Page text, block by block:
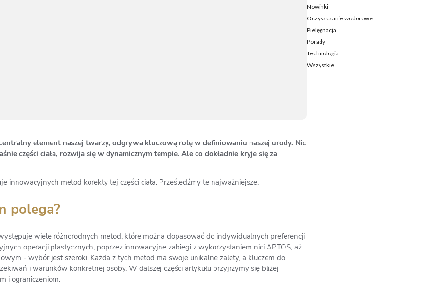
element naszej twarzy, odgrywa kluczową rolę w definiowaniu naszej urody. Nic
części ciała, rozwija się w dynamicznym tempie. Ale co dokładnie kryje się za
innowacyjnych metod korekty tej części ciała. Prześledźmy te najważniejsze.
polega?
wiele różnorodnych metod, które można dopasować do indywidualnych preferencji
operacji plastycznych, poprzez innowacyjne zabiegi z wykorzystaniem nici APTOS, aż
- wybór jest szeroki. Każda z tych metod ma swoje unikalne zalety, a kluczem do
i warunków konkretnej osoby. W dalszej części artykułu przyjrzymy się bliżej
i ograniczeniom.
Nowinki
Oczyszczanie wodorowe
Pielęgnacja
Porady
Technologia
Wszystkie